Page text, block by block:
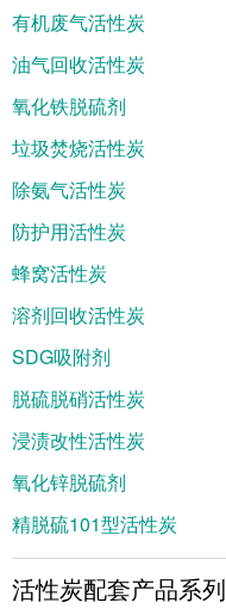
有机废气活性炭
油气回收活性炭
氧化铁脱硫剂
垃圾焚烧活性炭
除氨气活性炭
防护用活性炭
蜂窝活性炭
溶剂回收活性炭
SDG吸附剂
脱硫脱硝活性炭
浸渍改性活性炭
氧化锌脱硫剂
精脱硫101型活性炭
活性炭配套产品系列